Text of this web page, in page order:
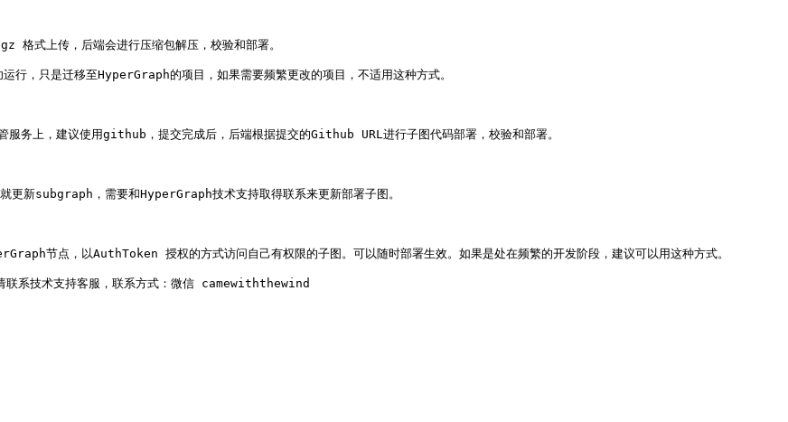
式上传，后端会进行压缩包解压，校验和部署。
行，只是迁移至HyperGraph的项目，如果需要频繁更改的项目，不适用这种方式。
务上，建议使用github，提交完成后，后端根据提交的Github URL进行子图代码部署，校验和部署。
更新subgraph，需要和HyperGraph技术支持取得联系来更新部署子图。
节点，以AuthToken 授权的方式访问自己有权限的子图。可以随时部署生效。如果是处在频繁的开发阶段，建议可以用这种方式。
联系技术支持客服，联系方式：微信 camewiththewind